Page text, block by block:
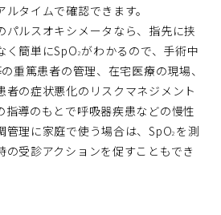
タイムで確認できます。
パルスオキシメータなら、指先に挟
く簡単にSpO 2 がわかるので、手術中
重篤患者の管理、在宅医療の現場、
者の症状悪化のリスクマネジメント
指導のもとで呼吸器疾患などの慢性
管理に家庭で使う場合は、SpO2 を測
の受診アクションを促すこともでき